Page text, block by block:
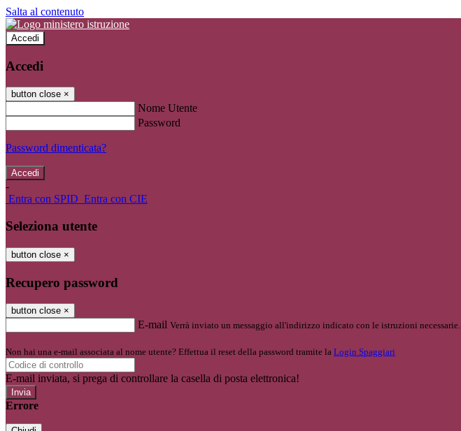
Salta al contenuto
Accedi
Accedi
button close ×
Nome Utente
Password
Password dimenticata?
-
Entra con SPID Entra con CIE
Seleziona utente
button close ×
Recupero password
button close ×
E-mail Verrà inviato un messaggio all'indirizzo indicato con le istruzioni necessarie.
Non hai una e-mail associata al nome utente? Effettua il reset della password tramite la Login Spaggiari
E-mail inviata, si prega di controllare la casella di posta elettronica!
Errore